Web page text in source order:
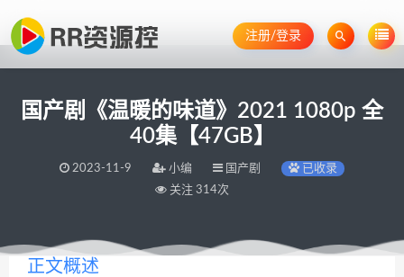
注册/登录
国产剧《温暖的味道》2021 1080p 全
40集【47GB】
2023-11-9 小编 国产剧
已收录
关注 314次
正文概述